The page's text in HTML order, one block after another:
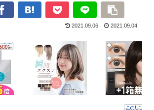
2021.09.06 2021.09.04